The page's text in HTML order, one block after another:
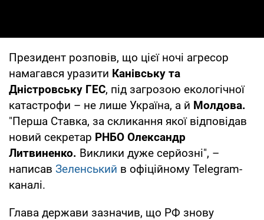
Президент розповів, що цієї ночі агресор
намагався уразити Канівську та
Дністровську ГЕС, під загрозою екологічної
катастрофи – не лише Україна, а й Молдова.
"Перша Ставка, за скликання якої відповідав
новий секретар РНБО Олександр
Литвиненко. Виклики дуже серйозні", –
написав Зеленський в офіційному Telegram-
каналі.
Глава держави зазначив, що РФ знову